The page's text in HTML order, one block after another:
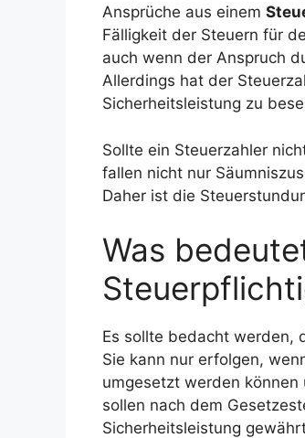
Ansprüche aus einem
Fälligkeit der Steuern für
auch wenn der Anspruch
Allerdings hat der
Sicherheitsleistung zu
Sollte ein Steuerzahler
fallen nicht nur
Daher ist die
Was
Es sollte bedacht werden,
Sie kann nur erfolgen,
umgesetzt werden können
sollen nach dem
Sicherheitsleistung